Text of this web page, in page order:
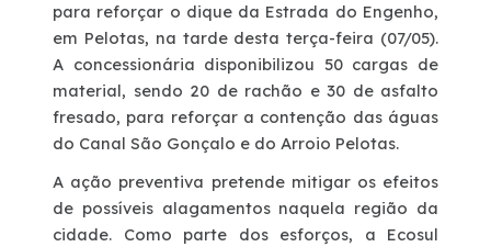
Certificações
Atendimento
Fale Conosco
para reforçar o dique da Estrada do Engenho,
em Pelotas, na tarde desta terça-feira (07/05).
A concessionária disponibilizou 50 cargas de
material, sendo 20 de rachão e 30 de asfalto
fresado, para reforçar a contenção das águas
do Canal São Gonçalo e do Arroio Pelotas.
A ação preventiva pretende mitigar os efeitos
de possíveis alagamentos naquela região da
cidade. Como parte dos esforços, a Ecosul